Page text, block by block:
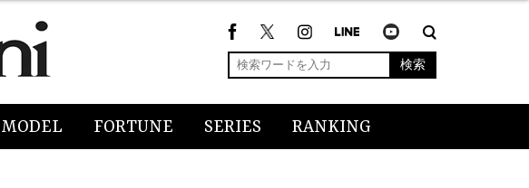
検索
MODEL FORTUNE SERIES RANKING